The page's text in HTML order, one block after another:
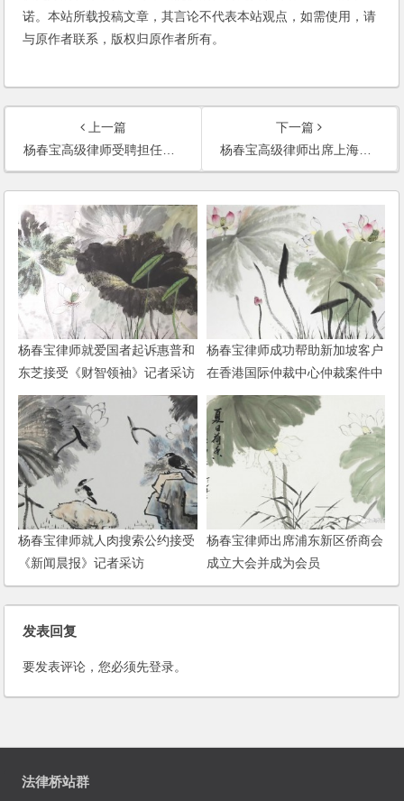
诺。本站所载投稿文章，其言论不代表本站观点，如需使用，请
与原作者联系，版权归原作者所有。
上一篇
杨春宝高级律师受聘担任国家开发银行上海市分行常年法律顾问
下一篇
杨春宝高级律师出席上海市财政绩效评价行业协会成立大会
杨春宝律师就爱国者起诉惠普和
东芝接受《财智领袖》记者采访
杨春宝律师成功帮助新加坡客户
在香港国际仲裁中心仲裁案件中
胜诉
杨春宝律师就人肉搜索公约接受
《新闻晨报》记者采访
杨春宝律师出席浦东新区侨商会
成立大会并成为会员
发表回复
要发表评论，您必须先登录。
法律桥站群